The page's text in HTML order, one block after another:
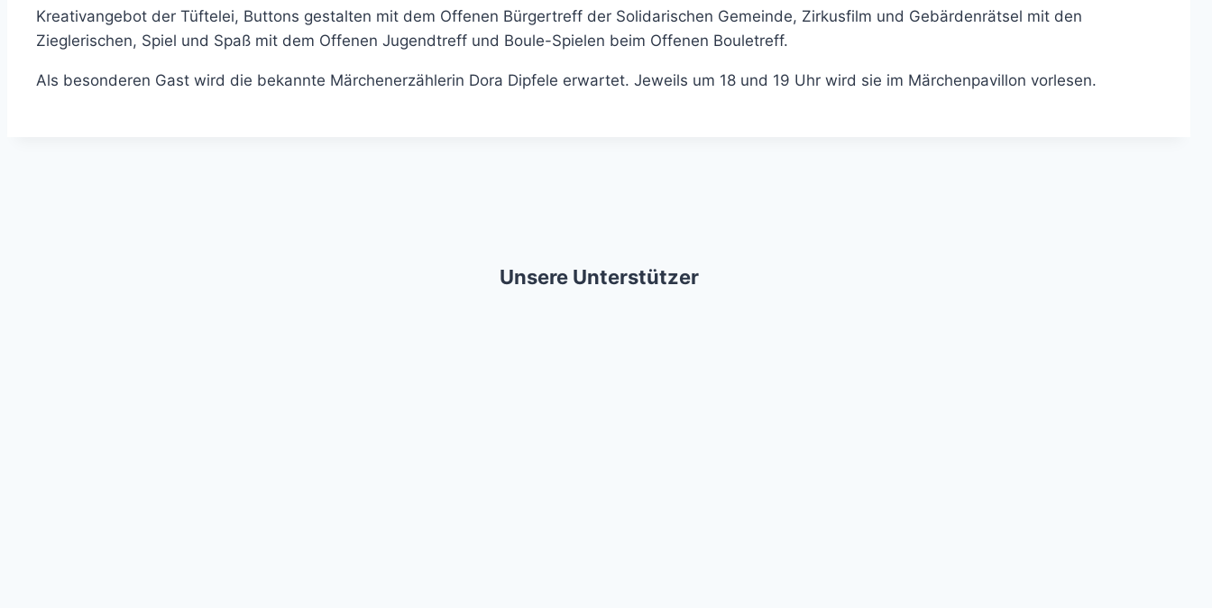
Kreativangebot der Tüftelei, Buttons gestalten mit dem Offenen Bürgertreff der Solidarischen Gemeinde, Zirkusfilm und Gebärdenrätsel mit den
Zieglerischen, Spiel und Spaß mit dem Offenen Jugendtreff und Boule-Spielen beim Offenen Bouletreff.
Als besonderen Gast wird die bekannte Märchenerzählerin Dora Dipfele erwartet. Jeweils um 18 und 19 Uhr wird sie im Märchenpavillon vorlesen.
Unsere Unterstützer